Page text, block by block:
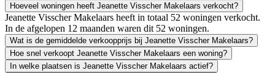
Hoeveel woningen heeft Jeanette Visscher Makelaars verkocht?
Jeanette Visscher Makelaars heeft in totaal 52 woningen verkocht.
In de afgelopen 12 maanden waren dit 52 woningen.
Wat is de gemiddelde verkoopprijs bij Jeanette Visscher Makelaars?
Hoe snel verkoopt Jeanette Visscher Makelaars een woning?
In welke plaatsen is Jeanette Visscher Makelaars actief?